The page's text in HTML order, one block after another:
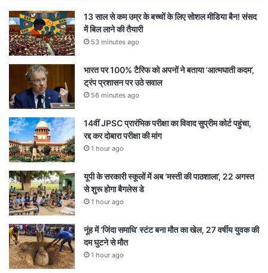
13 साल से कम उम्र के बच्चों के लिए सोशल मीडिया बैन! संसद
में बिल लाने की तैयारी
53 minutes ago
भारत पर 100% टैरिफ को अपनों ने बताया ‘आत्मघाती कदम’,
ट्रंप प्रशासन पर उठे सवाल
56 minutes ago
14वीं JPSC प्रारंभिक परीक्षा का विवाद सुप्रीम कोर्ट पहुंचा,
रद्द कर दोबारा परीक्षा की मांग
1 hour ago
यूपी के सरकारी स्कूलों में अब ‘मस्ती की पाठशाला’, 22 अगस्त
से शुरू होगा बैगलेस डे
1 hour ago
नूंह में ‘जिंदा समाधि’ स्टंट बना मौत का खेल, 27 वर्षीय युवक की
दम घुटने से मौत
1 hour ago